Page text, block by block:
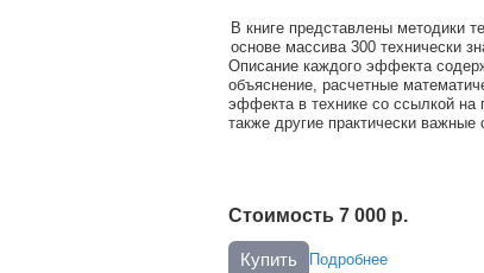
В книге представлены методики
основе массива 300 технически
Описание каждого эффекта
объяснение, расчетные
эффекта в технике со ссылкой на
также другие практически важные
Стоимость 7 000 р.
Купить Подробнее